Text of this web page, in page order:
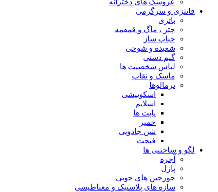
فانتزی و سرگرمی
باتری
چتر ، ماگ و قمقمه
حباب ساز
شعبده و شوخی
گیم دستی
لباس شخصیت ها
ماسک و نقاب
نرمالوها
اسکوییشی
اسلایم
پاپت ها
خمیر
شن جادویی
فیجت
لگو و ساختنی ها
آجره
پازل
جورچین های چوبی
سازه های پلاستیک و مغناطیسی